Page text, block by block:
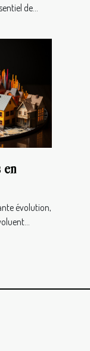
de...
en
évolution,